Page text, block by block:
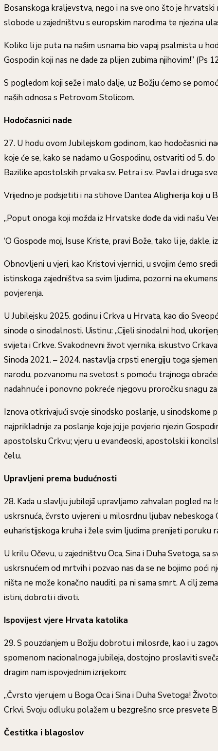
Bosanskoga kraljevstva, nego i na sve ono što je
slobode u zajedništvu s europskim narodima te njezina
Koliko li je puta na našim usnama bio vapaj psalmista u
Gospodin koji nas ne dade za plijen zubima njihovim!” (Ps
S pogledom koji seže i malo dalje, uz Božju ćemo se
naših odnosa s Petrovom Stolicom.
Hodočasnici nade
27. U hodu ovom Jubilejskom godinom, kao hodočasnici
koje će se, kako se nadamo u Gospodinu, ostvariti od 5.
Bazilike apostolskih prvaka sv. Petra i sv. Pavla i druga
Vrijedno je podsjetiti i na stihove Dantea Alighierija koji
„Poput onoga koji možda iz Hrvatske dođe da vidi našu
‘O Gospode moj, Isuse Kriste, pravi Bože, tako li je, dakle,
Obnovljeni u vjeri, kao Kristovi vjernici, u svojim ćemo
istinskoga zajedništva sa svim ljudima, pozorni na
povjerenja.
U Jubilejsku 2025. godinu i Crkva u Hrvata, kao dio
sinode o sinodalnosti. Uistinu: „Cijeli sinodalni hod,
svijeta i Crkve. Svakodnevni život vjernika, iskustvo
Sinoda 2021. – 2024. nastavlja crpsti energiju toga
narodu, pozvanomu na svetost s pomoću trajnoga
nadahnuće i ponovno pokreće njegovu proročku snagu za
Iznova otkrivajući svoje sinodsko poslanje, u sinodskome
najprikladnije za poslanje koje joj je povjerio njezin
apostolsku Crkvu; vjeru u evanđeoski, apostolski i
čelu.
Upravljeni prema budućnosti
28. Kada u slavlju jubilejā upravljamo zahvalan pogled
uskrsnuća, čvrsto uvjereni u milosrdnu ljubav
euharistijskoga kruha i žele svim ljudima prenijeti poruku
U krilu Očevu, u zajedništvu Oca, Sina i Duha Svetoga,
uskrsnućem od mrtvih i pozvao nas da se ne bojimo poći
ništa ne može konačno nauditi, pa ni sama smrt. A cilj
istini, dobroti i divoti.
Ispovijest vjere Hrvata katolika
29. S pouzdanjem u Božju dobrotu i milosrđe, kao i u
spomenom nacionalnoga jubileja, dostojno proslaviti
dragim nam ispovjednim izrijekom:
„Čvrsto vjerujem u Boga Oca i Sina i Duha Svetoga!
Crkvi. Svoju odluku polažem u bezgrešno srce presvete
Čestitka i blagoslov